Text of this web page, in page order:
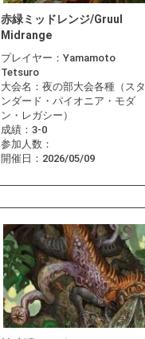
赤緑ミッドレンジ/Gruul
Midrange
プレイヤー： Yamamoto
Tetsuro
大会名： 夜の部大会各種（スタ
ンダード・パイオニア・モダ
ン・レガシー）
成績： 3-0
参加人数：
開催日： 2026/05/09